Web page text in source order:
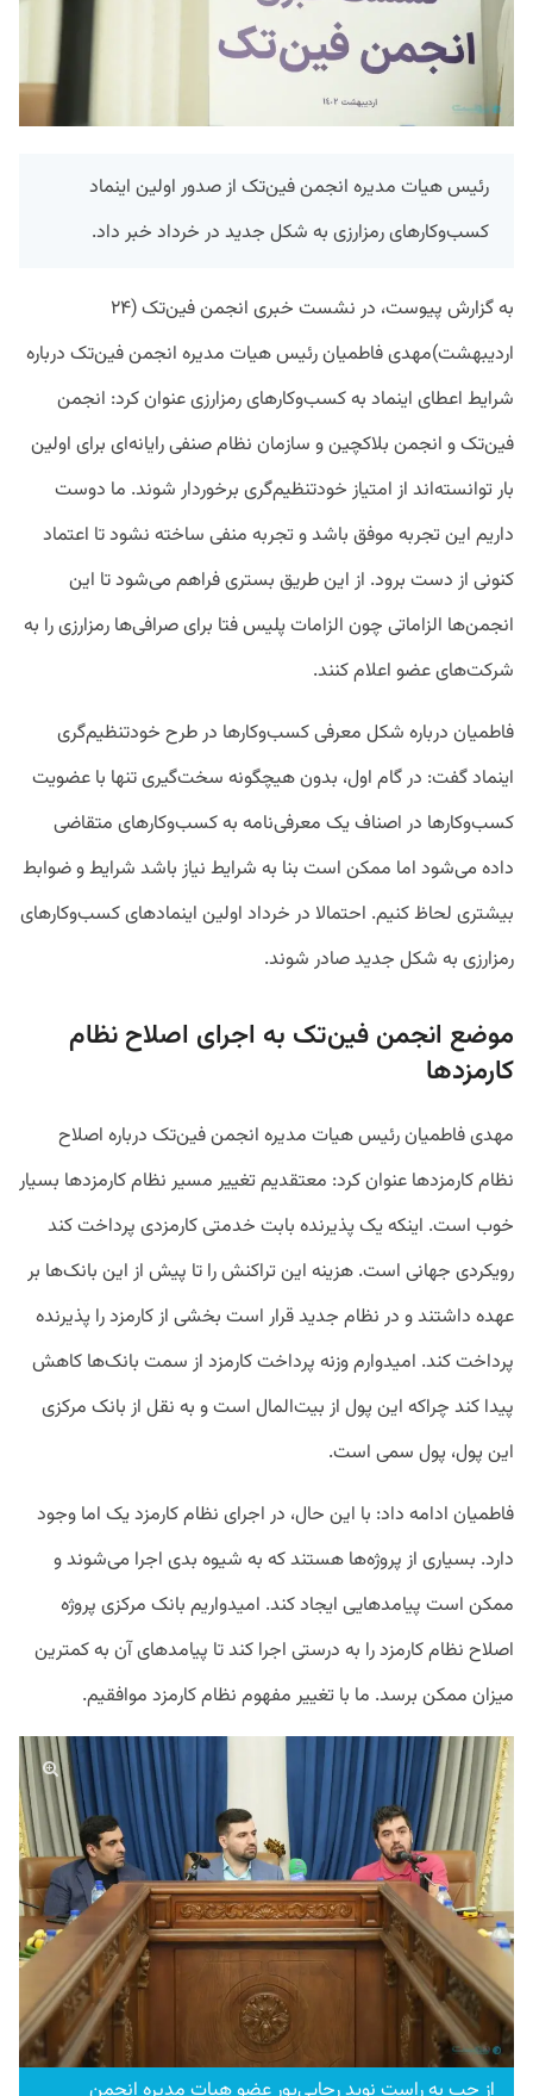
رئیس هیات مدیره انجمن فین‌تک از صدور اولین اینماد
کسب‌وکارهای رمزارزی به شکل جدید در خرداد خبر داد.
به گزارش پیوست، در نشست خبری انجمن فین‌تک (۲۴
اردیبهشت)مهدی فاطمیان رئیس هیات مدیره انجمن فین‌تک درباره
شرایط اعطای اینماد به کسب‌وکارهای رمزارزی عنوان کرد: انجمن
فین‌تک و انجمن بلاکچین و سازمان نظام صنفی رایانه‌ای برای اولین
بار توانسته‌اند از امتیاز خودتنظیم‌گری برخوردار شوند. ما دوست
داریم این تجربه موفق باشد و تجربه منفی ساخته نشود تا اعتماد
کنونی از دست برود. از این طریق بستری فراهم می‌شود تا این
انجمن‌ها الزاماتی چون الزامات پلیس فتا برای صرافی‌ها رمزارزی را به
شرکت‌های عضو اعلام کنند.
فاطمیان درباره شکل معرفی کسب‌وکارها در طرح خودتنظیم‌گری
اینماد گفت: در گام اول، بدون هیچگونه سخت‌گیری تنها با عضویت
کسب‌وکارها در اصناف یک معرفی‌نامه به کسب‌وکارهای متقاضی
داده می‌شود اما ممکن است بنا به شرایط نیاز باشد شرایط و ضوابط
بیشتری لحاظ کنیم. احتمالا در خرداد اولین اینمادهای کسب‌وکارهای
رمزارزی به شکل جدید صادر شوند.
موضع انجمن فین‌تک به اجرای اصلاح نظام
کارمزدها
مهدی فاطمیان رئیس هیات مدیره انجمن فین‌تک درباره اصلاح
نظام کارمزدها عنوان کرد: معتقدیم تغییر مسیر نظام کارمزدها بسیار
خوب است. اینکه یک پذیرنده بابت خدمتی کارمزدی پرداخت کند
رویکردی جهانی است. هزینه این تراکنش را تا پیش از این بانک‌ها بر
عهده داشتند و در نظام جدید قرار است بخشی از کارمزد را پذیرنده
پرداخت کند. امیدوارم وزنه پرداخت کارمزد از سمت بانک‌ها کاهش
پیدا کند چراکه این پول از بیت‌المال است و به نقل از بانک مرکزی
این پول، پول سمی است.
فاطمیان ادامه داد: با این حال، در اجرای نظام کارمزد یک اما وجود
دارد. بسیاری از پروژه‌ها هستند که به شیوه بدی اجرا می‌شوند و
ممکن است پیامدهایی ایجاد کند. امیدواریم بانک مرکزی پروژه
اصلاح نظام کارمزد را به درستی اجرا کند تا پیامدهای آن به کمترین
میزان ممکن برسد. ما با تغییر مفهوم نظام کارمزد موافقیم.